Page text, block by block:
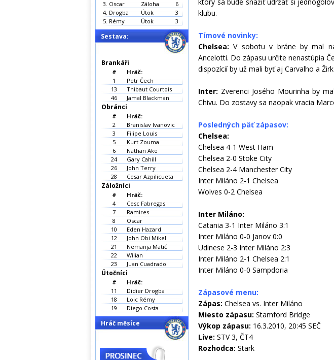
klubu.
Tímové novinky:
Chelsea:V sobotu v bráne by mal
Ancelotti. Do zápasu určite nenastúpia
dispozícií by už mali byť aj Carvalho a
Inter: Zverenci Josého Mourinha by
Chivu. Do zostavy sa naopak vracia
Posledných päť zápasov:
Chelsea:
Chelsea 4-1 West Ham
Chelsea 2-0 Stoke City
Chelsea 2-4 Manchester City
Inter Miláno 2-1 Chelsea
Wolves 0-2 Chelsea
Inter Miláno:
Catania 3-1 Inter Miláno 3:1
Inter Miláno 0-0 Janov 0:0
Udinese 2-3 Inter Miláno 2:3
Inter Miláno 2-1 Chelsea 2:1
Inter Miláno 0-0 Sampdoria
Zápasové menu:
Zápas: Chelsea vs. Inter Miláno
Miesto zápasu: Stamford Bridge
Výkop zápasu: 16.3.2010, 20:45 SEČ
Live: STV 3, ČT4
Rozhodca: Stark
3. Oscar Záloha
6
4. Drogba Útok
3
5. Rémy Útok 3
Sestava:
Brankáři
#
Hráč:
1
Petr Čech
13
Thibaut Courtois
46
Jamal Blackman
Obránci
#
Hráč:
2
Branislav Ivanovic
3
Filipe Louis
5
Kurt Zouma
6
Nathan Ake
24
Gary Cahill
26
John Terry
28
Cesar Azpilicueta
Záložníci
#
Hráč:
4
Cesc Fabregas
7
Ramires
8
Oscar
10
Eden Hazard
12
John Obi Mikel
21
Nemanja Matić
22
Wilian
23
Juan Cuadrado
Útočníci
#
Hráč:
11
Didier Drogba
18
Loic Rémy
19
Diego Costa
Hráč měsíce